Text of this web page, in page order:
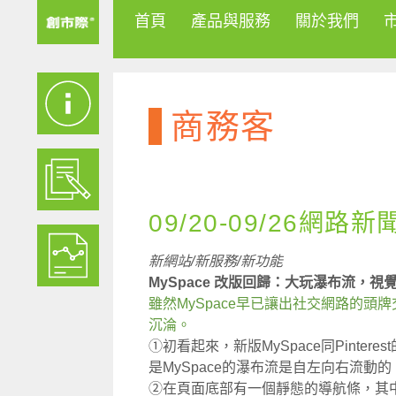
首頁 產品與服務 關於我們
商務客
09/20-09/26網路新
新網站/新服務/新功能
MySpace 改版回歸：大玩瀑布流，視
雖然MySpace早已讓出社交網路的頭
沉淪。
①初看起來，新版MySpace同Pinterest
是MySpace的瀑布流是自左向右流動
②在頁面底部有一個靜態的導航條，其